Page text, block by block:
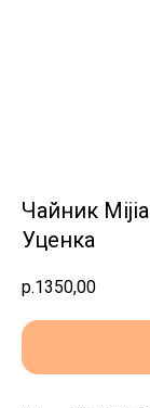
Чайник
Уценка
р.1350,00